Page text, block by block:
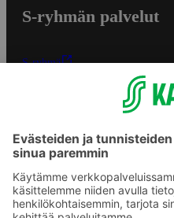
S-ryhmän palvelut
S-ryhmä
Yhteishyvä Ruoka -sovellus
Prisma.fi
Sokos.fi
Yhteishyvä
Sokos Hotels